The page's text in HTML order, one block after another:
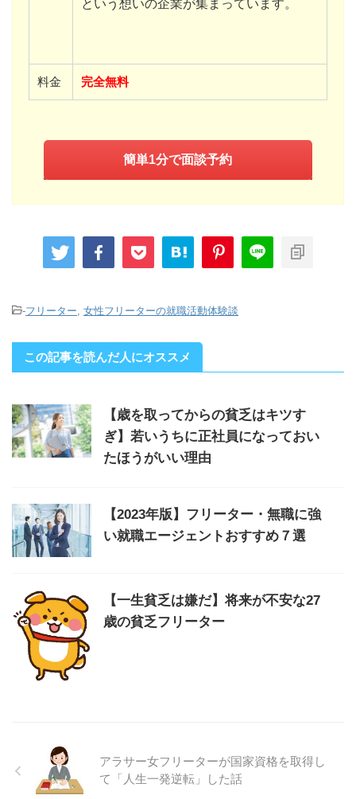
という想いの企業が集まっています。
料金 完全無料
簡単1分で面談予約
-フリーター, 女性フリーターの就職活動体験談
この記事を読んだ人にオススメ
【歳を取ってからの貧乏はキツす
ぎ】若いうちに正社員になっておい
たほうがいい理由
【2023年版】フリーター・無職に強
い就職エージェントおすすめ７選
【一生貧乏は嫌だ】将来が不安な27
歳の貧乏フリーター
アラサー女フリーターが国家資格を取得し
て「人生一発逆転」した話